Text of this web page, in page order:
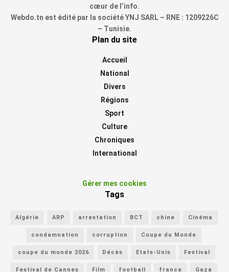
cœur de l’info.
Webdo.tn est édité par la société YNJ SARL – RNE : 1209226C
– Tunisie.
Plan du site
Accueil
National
Divers
Régions
Sport
Culture
Chroniques
International
Gérer mes cookies
Tags
Algérie ARP arrestation BCT chine Cinéma
condamnation corruption Coupe du Monde
coupe du monde 2026 Décès Etats-Unis Festival
Festival de Cannes Film football france Gaza